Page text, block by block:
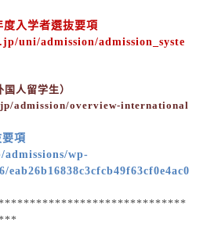
度入学者選抜要項
uni/admission/admission_syste
人留学生）
admission/overview-international
項
wp-
eab26b16838c3cfcb49f63cf0e4ac0